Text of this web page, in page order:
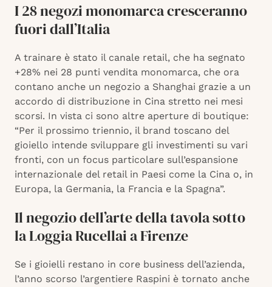
I 28 negozi monomarca cresceranno
fuori dall’Italia
A trainare è stato il canale retail, che ha segnato
+28% nei 28 punti vendita monomarca, che ora
contano anche un negozio a Shanghai grazie a un
accordo di distribuzione in Cina stretto nei mesi
scorsi. In vista ci sono altre aperture di boutique:
“Per il prossimo triennio, il brand toscano del
gioiello intende sviluppare gli investimenti su vari
fronti, con un focus particolare sull’espansione
internazionale del retail in Paesi come la Cina o, in
Europa, la Germania, la Francia e la Spagna”.
Il negozio dell’arte della tavola sotto
la Loggia Rucellai a Firenze
Se i gioielli restano in core business dell’azienda,
l’anno scorso l’argentiere Raspini è tornato anche